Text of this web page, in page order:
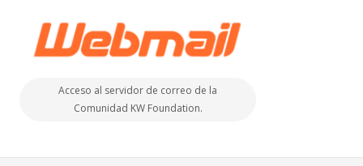
Acceso al servidor de correo de la
Comunidad KW Foundation.